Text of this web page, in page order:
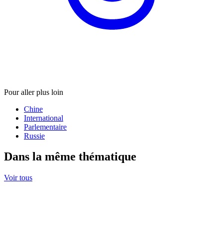
Pour aller plus loin
Chine
International
Parlementaire
Russie
Dans la même thématique
Voir tous